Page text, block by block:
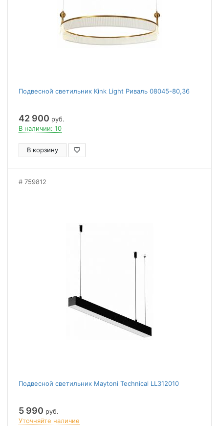
Подвесной светильник Kink Light Риваль 08045-80,36
42 900 руб.
В наличии: 10
В корзину
759812
Подвесной светильник Maytoni Technical LL312010
5 990 руб.
Уточняйте наличие